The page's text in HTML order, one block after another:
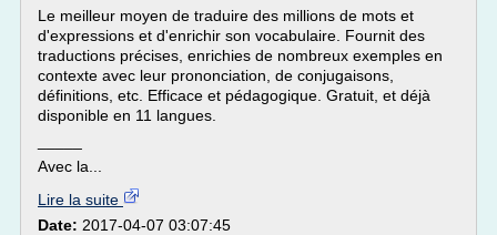
Le meilleur moyen de traduire des millions de mots et
d'expressions et d'enrichir son vocabulaire. Fournit des
traductions précises, enrichies de nombreux exemples en
contexte avec leur prononciation, de conjugaisons,
définitions, etc. Efficace et pédagogique. Gratuit, et déjà
disponible en 11 langues.
Avec la...
Lire la suite
Date: 2017-04-07 03:07:45